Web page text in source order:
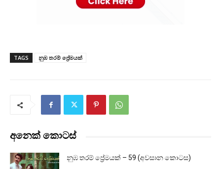
TAGS නුඹ තරම් ප්‍රේමයක්
අනෙක් කොටස්
නුඹ තරම් ප්‍රේමයක් – 59 (අවසාන කොටස)